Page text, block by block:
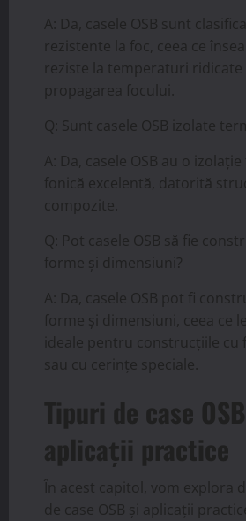
A: Da, casele OSB sunt
rezistente la foc, ceea ce
reziste la temperaturi ridicate
propagarea focului.
Q: Sunt casele OSB izolate
A: Da, casele OSB au o izolație
fonică excelentă, datorită
compozite.
Q: Pot casele OSB să fie
forme și dimensiuni?
A: Da, casele OSB pot fi
forme și dimensiuni, ceea ce
ideale pentru construcțiile cu
sau cu cerințe speciale.
Tipuri de case
aplicații practice
În acest capitol, vom explora
de case OSB și aplicații